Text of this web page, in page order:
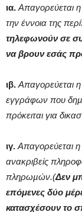
ια. Απαγορεύεται
την έννοια της
τηλεφωνούν σε
να βρουν εσάς
ιβ. Απαγορεύεται
εγγράφων που
πρόκειται για
ιγ. Απαγορεύεται
ανακριβείς
πληρωµών.(Δεν
επόμενες δύο
κατασχέσουν το